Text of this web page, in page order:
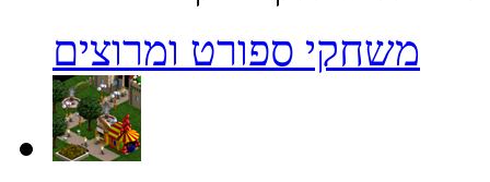
משחקי ספורט ומרוצים